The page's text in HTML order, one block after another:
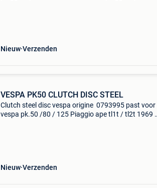
Nieuw Verzenden
VESPA PK50 CLUTCH DISC STEEL
Clutch steel disc vespa origine 0793995 past voor
vespa pk.50 /80 / 125 Piaggio ape tl1t / tl2t 1969 -
Nieuw Verzenden